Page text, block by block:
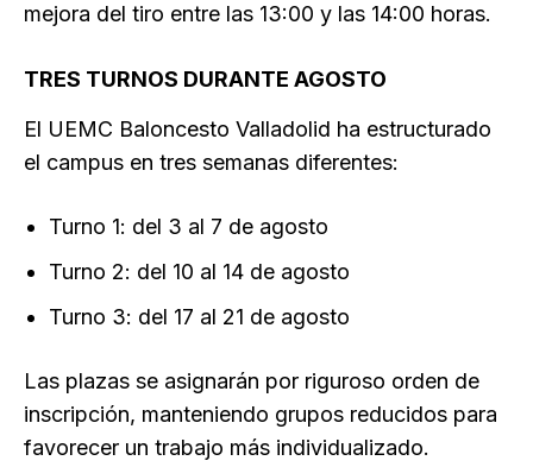
mejora del tiro entre las 13:00 y las 14:00 horas.
TRES TURNOS DURANTE AGOSTO
El UEMC Baloncesto Valladolid ha estructurado
el campus en tres semanas diferentes:
Turno 1: del 3 al 7 de agosto
Turno 2: del 10 al 14 de agosto
Turno 3: del 17 al 21 de agosto
Las plazas se asignarán por riguroso orden de
inscripción, manteniendo grupos reducidos para
favorecer un trabajo más individualizado.